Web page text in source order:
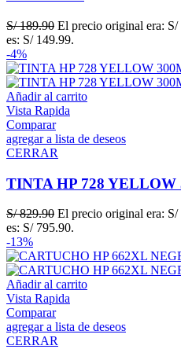
S/189.90 El precio original era: S/
es: S/ 149.99.
-4%
Añadir al carrito
Vista Rapida
Comparar
agregar a lista de deseos
CERRAR
TINTA HP 728
S/829.90 El precio original era: S/
es: S/ 795.90.
-13%
Añadir al carrito
Vista Rapida
Comparar
agregar a lista de deseos
CERRAR